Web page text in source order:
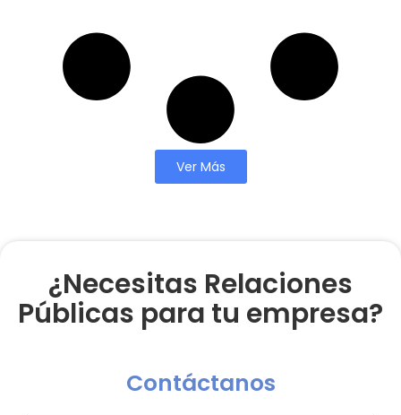
Ver Más
¿Necesitas Relaciones
Públicas para tu empresa?
Contáctanos